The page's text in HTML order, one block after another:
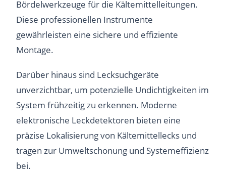
Bördelwerkzeuge für die Kältemittelleitungen.
Diese professionellen Instrumente
gewährleisten eine sichere und effiziente
Montage.
Darüber hinaus sind Lecksuchgeräte
unverzichtbar, um potenzielle Undichtigkeiten im
System frühzeitig zu erkennen. Moderne
elektronische Leckdetektoren bieten eine
präzise Lokalisierung von Kältemittellecks und
tragen zur Umweltschonung und Systemeffizienz
bei.